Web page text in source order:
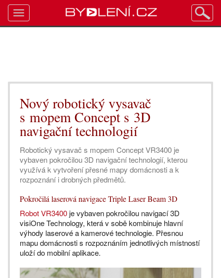
Nový robotický vysavač
s mopem Concept s 3D
navigační technologií
Robotický vysavač s mopem Concept VR3400 je
vybaven pokročilou 3D navigační technologií, kterou
využívá k vytvoření přesné mapy domácnosti a k
rozpoznání i drobných předmětů.
Pokročilá laserová navigace Triple Laser Beam 3D
Robot VR3400 je vybaven pokročilou navigací 3D
visiOne Technology, která v sobě kombinuje hlavní
výhody laserové a kamerové technologie. Přesnou
mapu domácnosti s rozpoznáním jednotlivých místností
uloží do mobilní aplikace.
Toggle
navigation